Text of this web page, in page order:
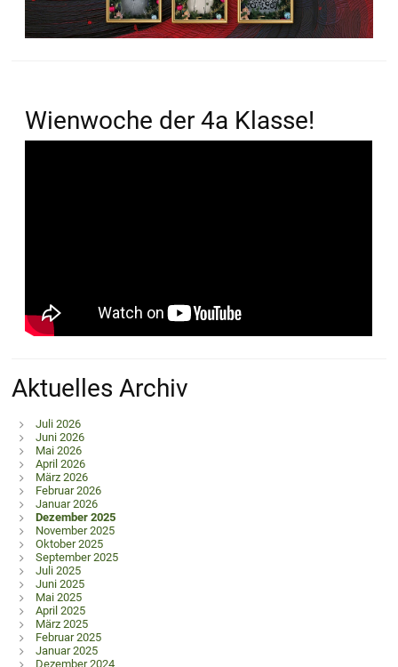
Wienwoche der 4a Klasse!
Aktuelles Archiv
Juli 2026
Juni 2026
Mai 2026
April 2026
März 2026
Februar 2026
Januar 2026
Dezember 2025
November 2025
Oktober 2025
September 2025
Juli 2025
Juni 2025
Mai 2025
April 2025
März 2025
Februar 2025
Januar 2025
Dezember 2024